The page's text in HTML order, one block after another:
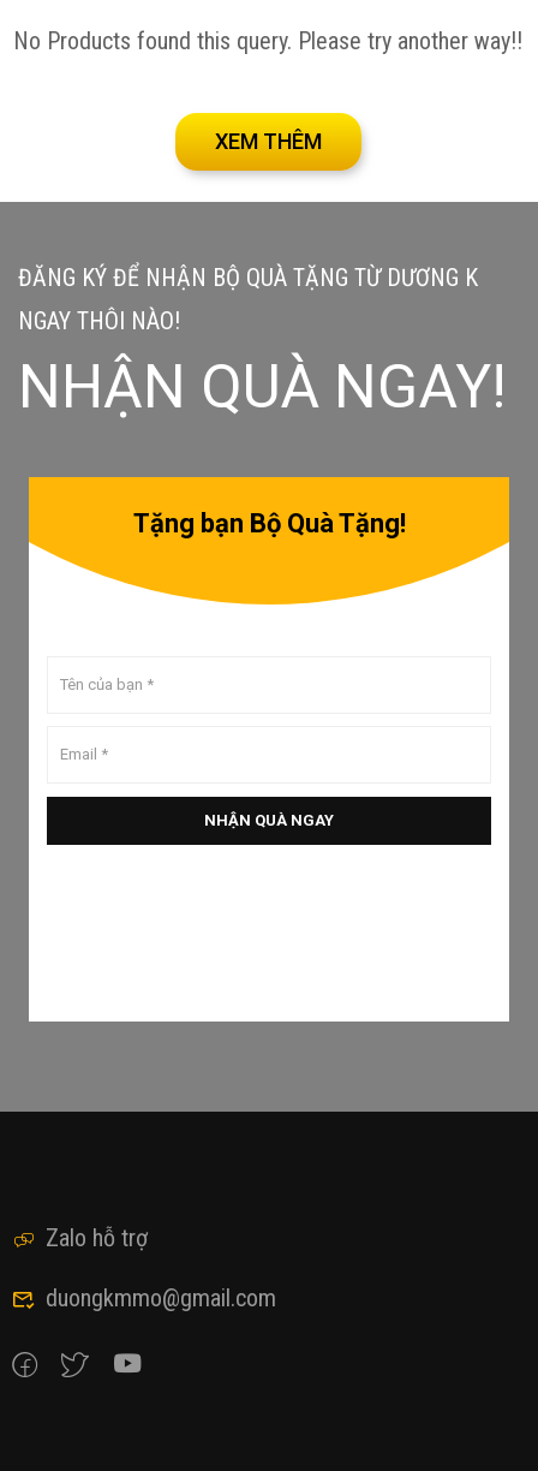
No Products found this query. Please try another way!!
XEM THÊM
ĐĂNG KÝ ĐỂ NHẬN BỘ QUÀ TẶNG TỪ DƯƠNG K
NGAY THÔI NÀO!
NHẬN QUÀ NGAY!
Tặng bạn Bộ Quà Tặng!
Zalo hỗ trợ
duongkmmo@gmail.com